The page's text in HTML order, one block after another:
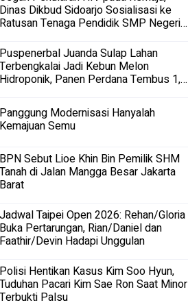
Dinas Dikbud Sidoarjo Sosialisasi ke
Ratusan Tenaga Pendidik SMP Negeri
Puspenerbal Juanda Sulap Lahan
Terbengkalai Jadi Kebun Melon
Hidroponik, Panen Perdana Tembus 1,5
Panggung Modernisasi Hanyalah
Kemajuan Semu
BPN Sebut Lioe Khin Bin Pemilik SHM
Tanah di Jalan Mangga Besar Jakarta
Barat
Jadwal Taipei Open 2026: Rehan/Gloria
Buka Pertarungan, Rian/Daniel dan
Faathir/Devin Hadapi Unggulan
Polisi Hentikan Kasus Kim Soo Hyun,
Tuduhan Pacari Kim Sae Ron Saat Minor
Terbukti Palsu